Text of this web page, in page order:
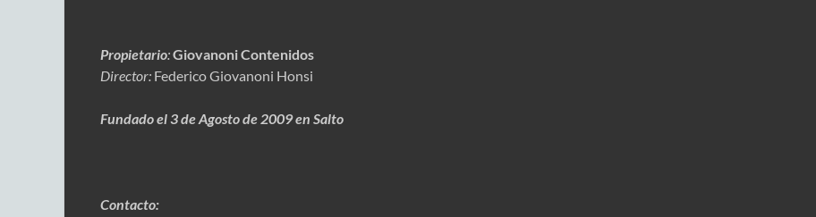
Propietario:Giovanoni Contenidos
Director: Federico Giovanoni Honsi
Fundado el 3 de Agosto de 2009 en Salto
Contacto: